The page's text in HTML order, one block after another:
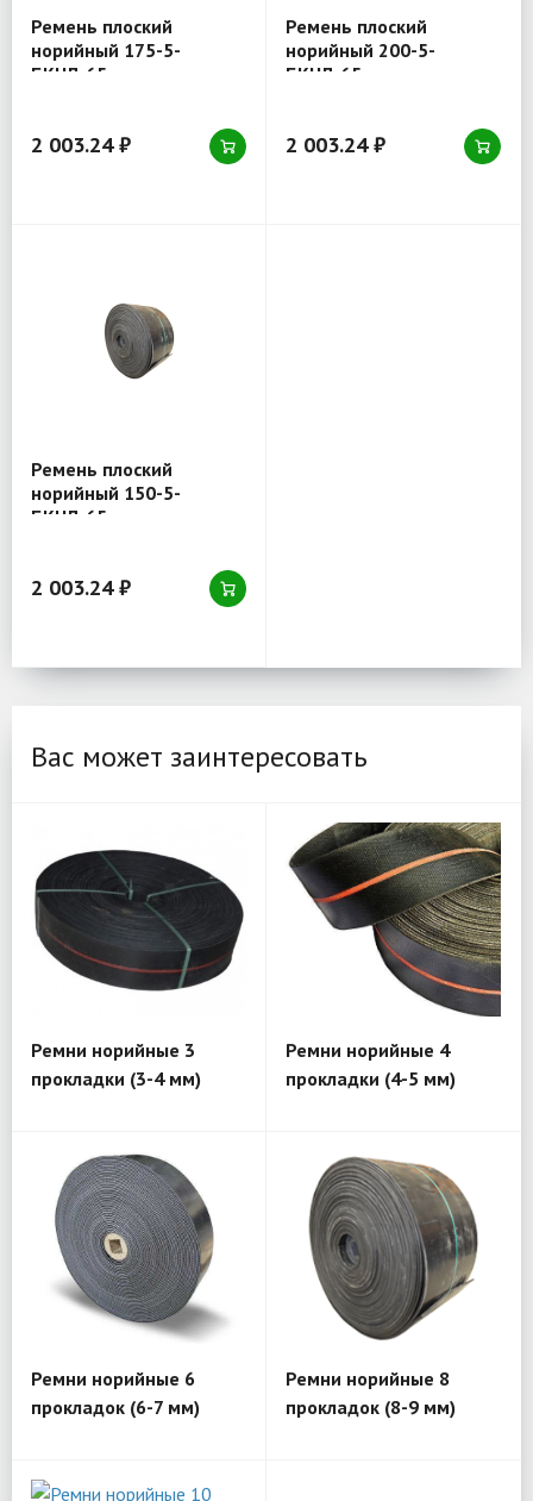
Ремень плоский
норийный 175-5-
БКНЛ-65
2 003.24 ₽
Ремень плоский
норийный 200-5-
БКНЛ-65
2 003.24 ₽
Ремень плоский
норийный 150-5-
БКНЛ-65
2 003.24 ₽
Вас может заинтересовать
Ремни норийные 3
прокладки (3-4 мм)
Ремни норийные 4
прокладки (4-5 мм)
Ремни норийные 6
прокладок (6-7 мм)
Ремни норийные 8
прокладок (8-9 мм)